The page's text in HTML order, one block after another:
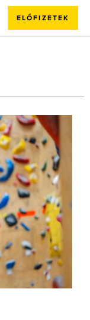
ELŐFIZETEK